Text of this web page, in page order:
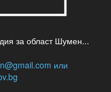
за област Шумен...
или